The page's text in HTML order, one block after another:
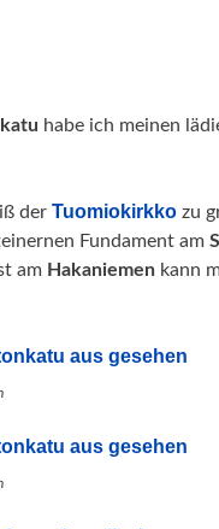
habe ich meinen
der Tuomiokirkko zu
Fundament am
am Hakaniemen kann